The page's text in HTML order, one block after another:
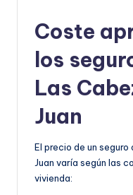
Coste
los
Las
Juan
El precio de un seguro
Juan varía según las
vivienda: